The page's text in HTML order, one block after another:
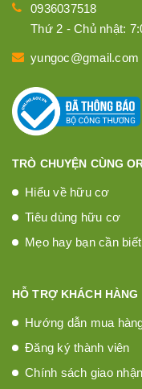
0936037518
Thứ 2 - Chủ nhật:
yungoc@gmail.com
TRÒ CHUYỆN CÙNG
Hiểu về hữu cơ
Tiêu dùng hữu cơ
Mẹo hay bạn cần biết
HỖ TRỢ KHÁCH HÀNG
Hướng dẫn mua
Đăng ký thành viên
Chính sách giao